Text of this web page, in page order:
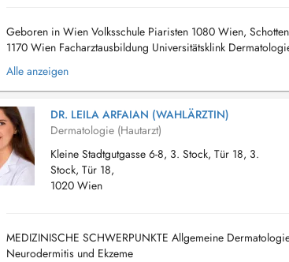
Geboren in Wien Volksschule Piaristen 1080 Wien,
1170 Wien Facharztausbildung Universitätsklink
Landesklinikum Wiener Neustadt Abteilung für Dermatologie,
Alle anzeigen
DR. LEILA ARFAIAN (WAHLÄRZTIN)
Dermatologie (Hautarzt)
Kleine Stadtgutgasse 6-8, 3. Stock, Tür 18, 3.
Stock, Tür 18,
1020 Wien
MEDIZINISCHE SCHWERPUNKTE Allgemeine
Neurodermitis und Ekzeme